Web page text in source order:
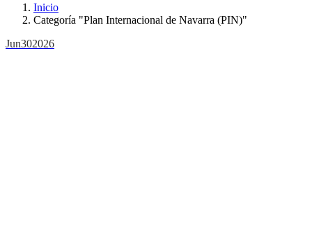
Inicio
Categoría "Plan Internacional de Navarra (PIN)"
Jun302026